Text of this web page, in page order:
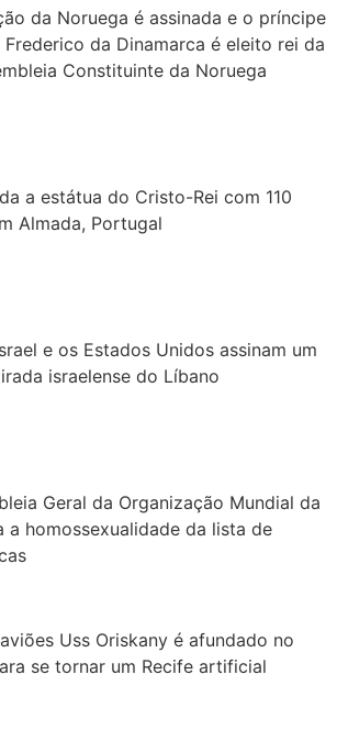
da Noruega é assinada e o príncipe
da Dinamarca é eleito rei da
Constituinte da Noruega
a estátua do Cristo-Rei com 110
Almada, Portugal
e os Estados Unidos assinam um
israelense do Líbano
Geral da Organização Mundial da
a homossexualidade da lista de
Uss Oriskany é afundado no
se tornar um Recife artificial